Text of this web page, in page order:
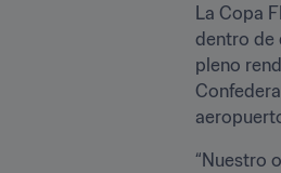
La Copa
dentro de
pleno
“Nuestro